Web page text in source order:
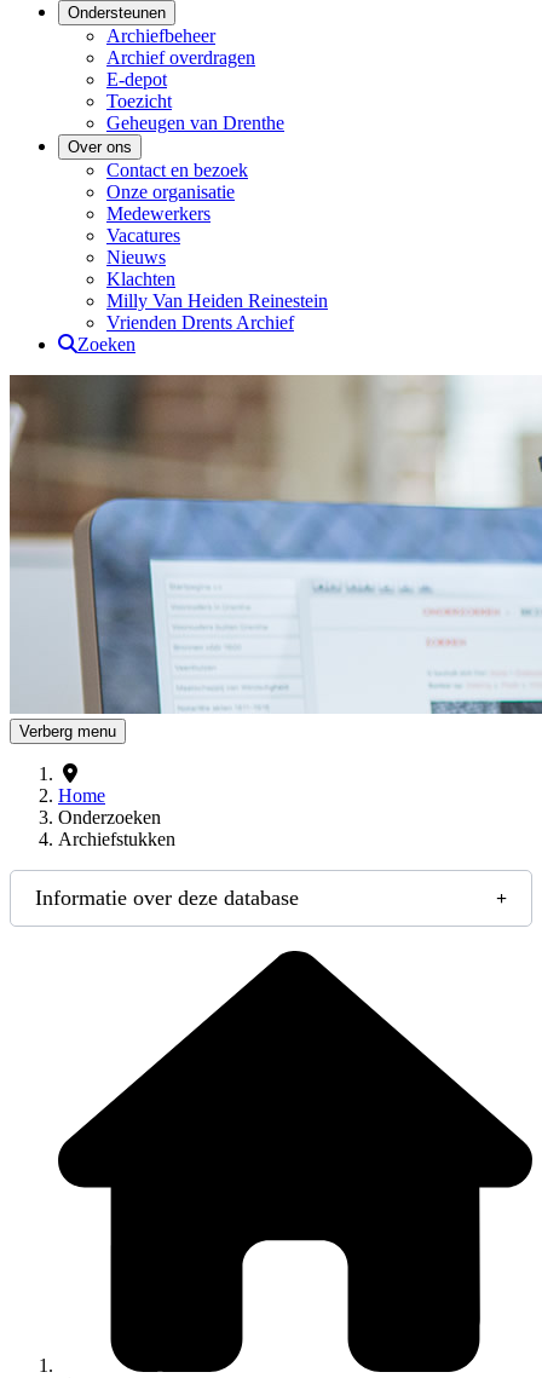
Ondersteunen
Archiefbeheer
Archief overdragen
E-depot
Toezicht
Geheugen van Drenthe
Over ons
Contact en bezoek
Onze organisatie
Medewerkers
Vacatures
Nieuws
Klachten
Milly Van Heiden Reinestein
Vrienden Drents Archief
Zoeken
Drents Archief
Verberg menu
Home
Onderzoeken
Archiefstukken
Informatie over deze database